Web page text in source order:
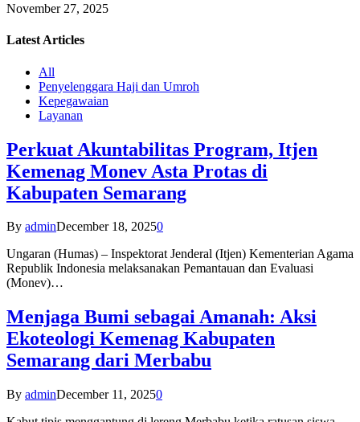
November 27, 2025
Latest Articles
All
Penyelenggara Haji dan Umroh
Kepegawaian
Layanan
Perkuat Akuntabilitas Program, Itjen
Kemenag Monev Asta Protas di
Kabupaten Semarang
By adminDecember 18, 20250
Ungaran (Humas) – Inspektorat Jenderal (Itjen) Kementerian Agama
Republik Indonesia melaksanakan Pemantauan dan Evaluasi
(Monev)…
Menjaga Bumi sebagai Amanah: Aksi
Ekoteologi Kemenag Kabupaten
Semarang dari Merbabu
By adminDecember 11, 20250